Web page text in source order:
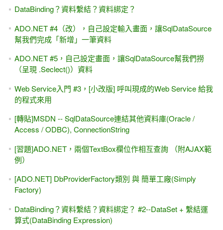
System.Globalization.CultureNotFoundException: 'Only the
invariant culture is supported in globalization-invariant mode.
[SQL Server資料庫] 一小時快速入門 -Happy Learning SQL
server one hour
[ASP.NET MVC]十分鐘瞭解 前端(Front-end), 後端(Back-end)
差異
[ASP.NET] 5分鐘瞭解: 學 "後端"網頁程式能找什麼工作？做
哪些功能？
如何部署.NET Core MVC專案到 IIS上面?
教程（有背景音樂）
[ASP.NET 8.0 MVC]分頁 - 展示大量資料數據
[ASP.NET 8.0 MVC] 線上教學 第一天課程 免費試聽